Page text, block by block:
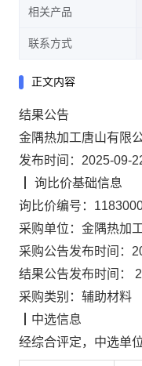
相关产品
联系方式
正文内容
结果公告
金隅热加工唐山有限
发布时间：2025-09-
询比价基础信息
询比价编号：
采购单位： 金隅热加
采购公告发布时间：
结果公告发布时间：
采购类别： 辅助材料
中选信息
经综合评定， 中选单